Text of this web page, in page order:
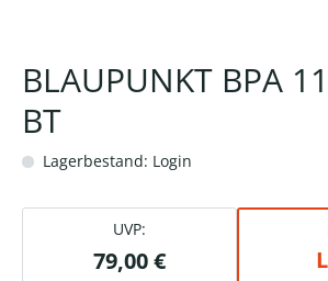
BLAUPUNKT BPA
BT
Lagerbestand: Login
UVP:
79,00 €